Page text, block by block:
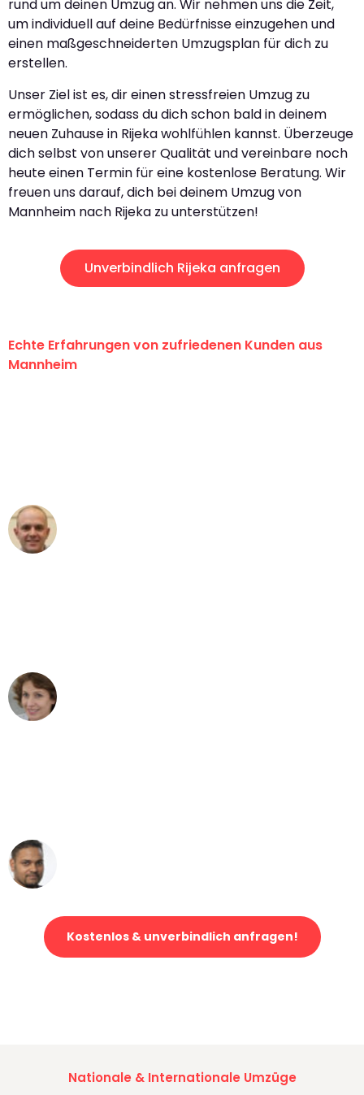
rund um deinen Umzug an. Wir nehmen uns die Zeit,
um individuell auf deine Bedürfnisse einzugehen und
einen maßgeschneiderten Umzugsplan für dich zu
erstellen.
Unser Ziel ist es, dir einen stressfreien Umzug zu
ermöglichen, sodass du dich schon bald in deinem
neuen Zuhause in Rijeka wohlfühlen kannst. Überzeuge
dich selbst von unserer Qualität und vereinbare noch
heute einen Termin für eine kostenlose Beratung. Wir
freuen uns darauf, dich bei deinem Umzug von
Mannheim nach Rijeka zu unterstützen!
Unverbindlich Rijeka anfragen
Echte Erfahrungen von zufriedenen Kunden aus
Mannheim
Kostenlos & unverbindlich anfragen!
Nationale & Internationale Umzüge